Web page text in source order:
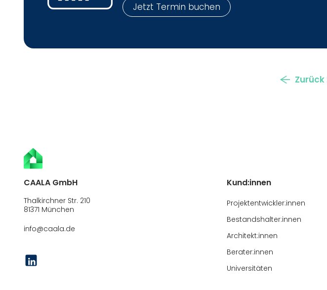
Jetzt Termin buchen
CAALA GmbH
Thalkirchner Str. 210
81371 München
info@caala.de
Kund:innen
Projektentwickler:innen
Bestandshalter:innen
Architekt:innen
Berater:innen
Universitäten